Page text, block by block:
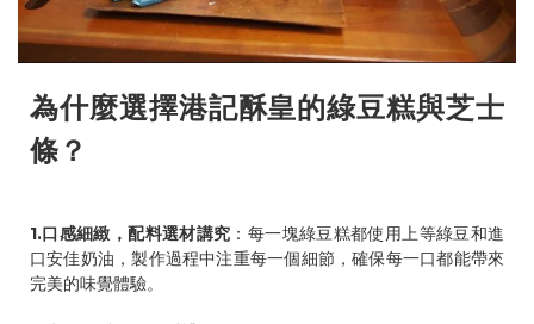
為什麼選擇港記酥皇的綠豆糕與芝士
條？
1.口感細緻，配料選材講究 ：每一塊綠豆糕都使用上等綠豆和進
口安佳奶油，製作過程中注重每一個細節，確保每一口都能帶來
完美的味覺體驗。